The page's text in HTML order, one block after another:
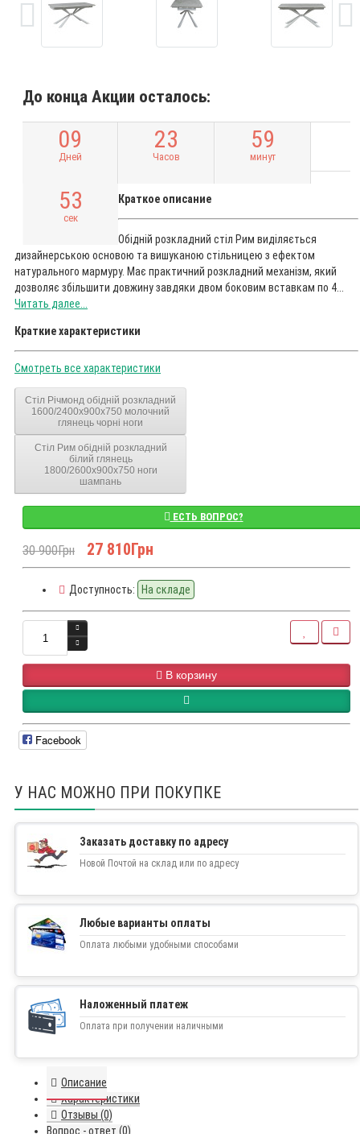
До конца Акции осталось:
09
Дней
23
Часов
59
минут
52
сек
Краткое описание
Обідній розкладний стіл Рим виділяється
дизайнерською основою та вишуканою стільницею з ефектом
натурального мармуру. Має практичний розкладний механізм, який
дозволяє збільшити довжину завдяки двом боковим вставкам по 4...
Читать далее...
Краткие характеристики
Смотреть все характеристики
Стіл Річмонд обідній розкладний
1600/2400х900х750 молочний
глянець чорні ноги
Стіл Рим обідній розкладний
білий глянець
1800/2600x900x750 ноги
шампань
ЕСТЬ ВОПРОС?
30 900Грн 27 810Грн
Доступность: На складе
В корзину
Facebook
У НАС МОЖНО ПРИ ПОКУПКЕ
Заказать доставку по адресу
Новой Почтой на склад или по адресу
Любые варианты оплаты
Оплата любыми удобными способами
Наложенный платеж
Оплата при получении наличными
Описание
Характеристики
Отзывы (0)
Вопрос - ответ (0)